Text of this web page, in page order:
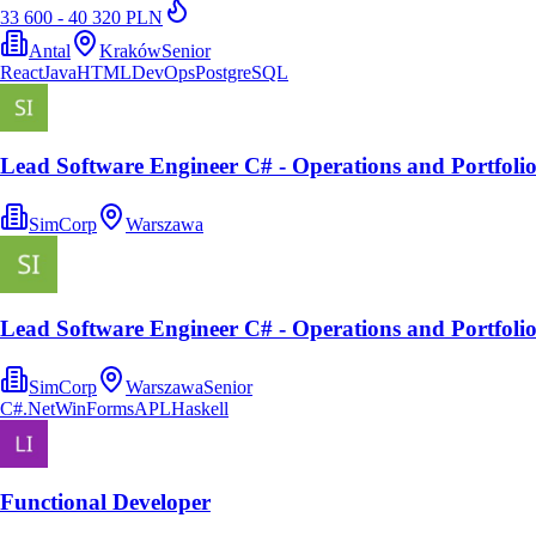
33 600 - 40 320 PLN
Antal
KrakówSenior
ReactJavaHTMLDevOpsPostgreSQL
Lead Software Engineer C# - Operations and
SimCorp Warszawa
Lead Software Engineer C# - Operations and
SimCorp WarszawaSenior
C#.NetWinFormsAPLHaskell
Functional Developer